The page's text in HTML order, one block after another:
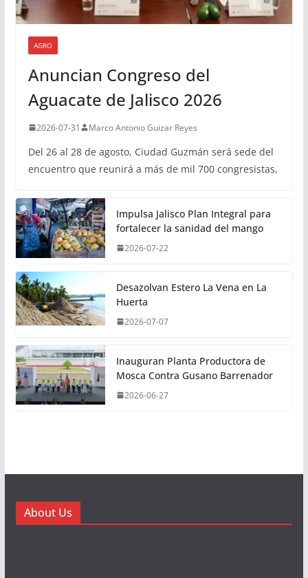
AGRO
Anuncian Congreso del
Aguacate de Jalisco 2026
2026-07-31 Marco Antonio Guizar Reyes
Del 26 al 28 de agosto, Ciudad Guzmán será sede del
encuentro que reunirá a más de mil 700 congresistas,
Impulsa Jalisco Plan Integral para
fortalecer la sanidad del mango
2026-07-22
Desazolvan Estero La Vena en La
Huerta
2026-07-07
Inauguran Planta Productora de
Mosca Contra Gusano Barrenador
2026-06-27
About Us